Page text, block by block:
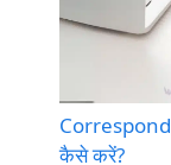
कैसे करें?